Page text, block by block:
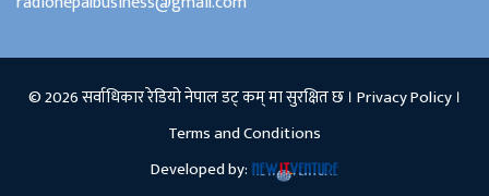
© 2026 सर्वाधिकार रेडियो नेपाल डट् कम् मा सुरक्षित छ । Privacy Policy।
Terms and Conditions
Developed by: